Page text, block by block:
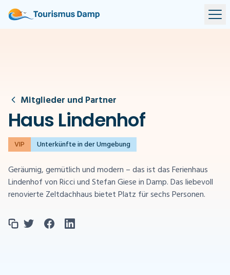
Mitglieder und Partner
Haus Lindenhof
VIP Unterkünfte in der Umgebung
Geräumig, gemütlich und modern – das ist das Ferienhaus
Lindenhof von Ricci und Stefan Giese in Damp. Das liebevoll
renovierte Zeltdachhaus bietet Platz für sechs Personen.